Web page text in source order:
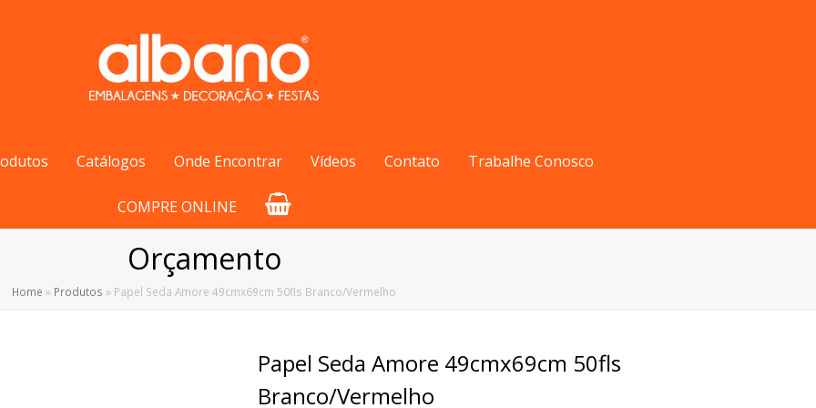
Catálogos Onde Encontrar Vídeos Contato Trabalhe Conosco
COMPRE ONLINE
Orçamento
Home » Produtos » Papel Seda Amore 49cmx69cm 50fls Branco/Vermelho
Papel Seda Amore 49cmx69cm 50fls
Branco/Vermelho